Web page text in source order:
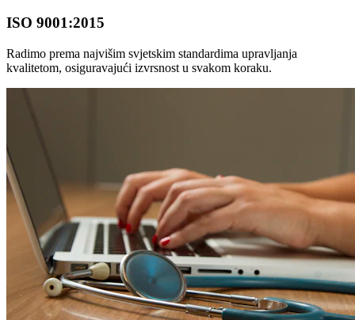
ISO 9001:2015
Radimo prema najvišim svjetskim standardima upravljanja
kvalitetom, osiguravajući izvrsnost u svakom koraku.